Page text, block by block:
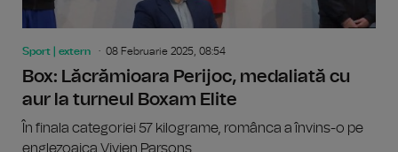
Sport | extern 08 Februarie 2025, 08:54
Box: Lăcrămioara Perijoc, medaliată cu
aur la turneul Boxam Elite
În finala categoriei 57 kilograme, românca a învins-o pe
englezoaica Vivien Parsons.